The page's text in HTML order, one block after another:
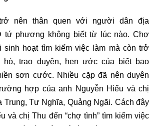
nên thân quen với người dân địa
tứ phương không biết từ lúc nào. Chợ
sinh hoạt tìm kiếm việc làm mà còn trở
hò, trao duyên, hẹn ước của biết bao
sơn cước. Nhiều cặp đã nên duyên
hợp của anh Nguyễn Hiếu và chị
Trung, Tư Nghĩa, Quảng Ngãi. Cách đây
và chị Thu đến “chợ tình” tìm kiếm việc